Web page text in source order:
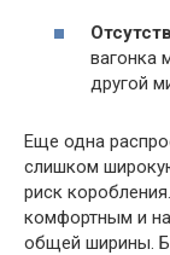
вагонка
другой
Еще одна
слишком
риск
комфортным и
общей ширины.